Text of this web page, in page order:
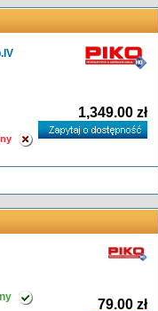
1,349.00 zł
79.00 zł